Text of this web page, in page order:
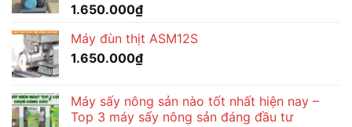
1.650.000₫
Máy đùn thịt ASM12S
1.650.000₫
Máy sấy nông sản nào tốt nhất hiện nay –
Top 3 máy sấy nông sản đáng đầu tư